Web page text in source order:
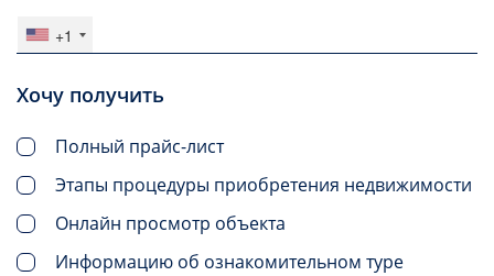
+1
Хочу получить
Полный прайс-лист
Этапы процедуры приобретения недвижимости
Онлайн просмотр объекта
Информацию об ознакомительном туре